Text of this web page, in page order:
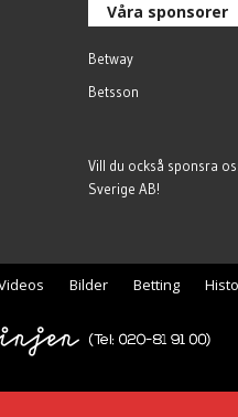
Våra sponsorer
Betway
Betsson
Vill du också sponsra
Sverige AB!
Bilder Betting